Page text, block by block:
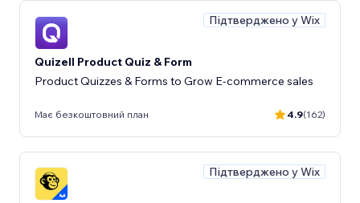
Підтверджено у Wix
Quizell Product Quiz & Form
Product Quizzes & Forms to Grow E-commerce sales
Має безкоштовний план 4.9(162)
Підтверджено у Wix